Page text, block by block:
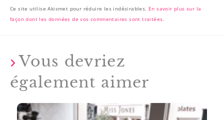
Ce site utilise Akismet pour réduire les indésirables. En savoir plus sur la
façon dont les données de vos commentaires sont traitées.
Vous devriez
également aimer